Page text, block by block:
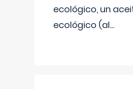
ecológico, un
ecológico (al...